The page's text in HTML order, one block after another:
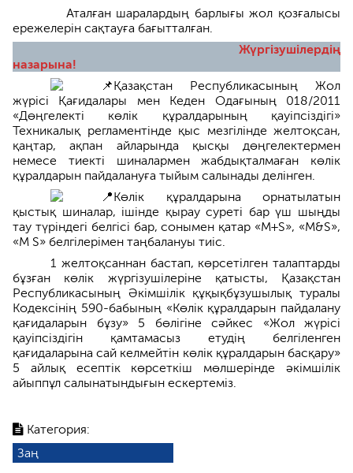
Категория:
Заң
Аталған шаралардың барлығы жол қозғалысы
ережелерін сақтауға бағытталған.
Жүргізушілердің
назарына!
Қазақстан Республикасының Жол
жүрісі Қағидалары мен Кеден Одағының 018/2011
«Дөңгелекті көлік құралдарының қауіпсіздігі»
Техникалық регламентінде қыс мезгілінде желтоқсан,
қаңтар, ақпан айларында қысқы дөңгелектермен
немесе тиекті шиналармен жабдықталмаған көлік
құралдарын пайдалануға тыйым салынады делінген.
Көлік құралдарына орнатылатын
қыстық шиналар, ішінде қырау суреті бар үш шыңды
тау түріндегі белгісі бар, сонымен қатар «М+S», «M&S»,
«M S» белгілерімен таңбалануы тиіс.
1 желтоқсаннан бастап, көрсетілген талаптарды
бұзған көлік жүргізушілеріне қатысты, Қазақстан
Республикасының Әкімшілік құқықбұзушылық туралы
Кодексінің 590-бабының «Көлік құралдарын пайдалану
қағидаларын бұзу» 5 бөлігіне сәйкес «Жол жүрісі
қауіпсіздігін қамтамасыз етудің белгіленген
қағидаларына сай келмейтін көлік құралдарын басқару»
5 айлық есептік көрсеткіш мөлшерінде әкімшілік
айыппұл салынатындығын ескертеміз.